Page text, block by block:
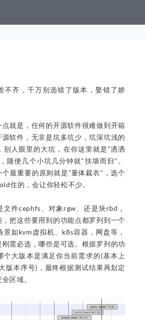
不齐，千万别选错了版本，娶错了娇
就是，任何的开源软件很难做到开箱
软件，无非是坑多坑少，坑深坑浅的
别人眼里的大坑，在你这里就是”洒洒
随便几个小坑几分钟就"扶墙而归"。
最重要的原则就是”量体裁衣"，选个
住的，会让你轻松不少。
文件cephfs、对象rgw、还是块rbd，
把这些要用到的功能点都罗列到一个
景如kvm虚拟机、k8s容器，网盘等，
需必选，哪些是可选。根据罗列的功
个大版本是满足你当前需求的(基本上
版本序号)，最终根据测试结果再划定
区域。